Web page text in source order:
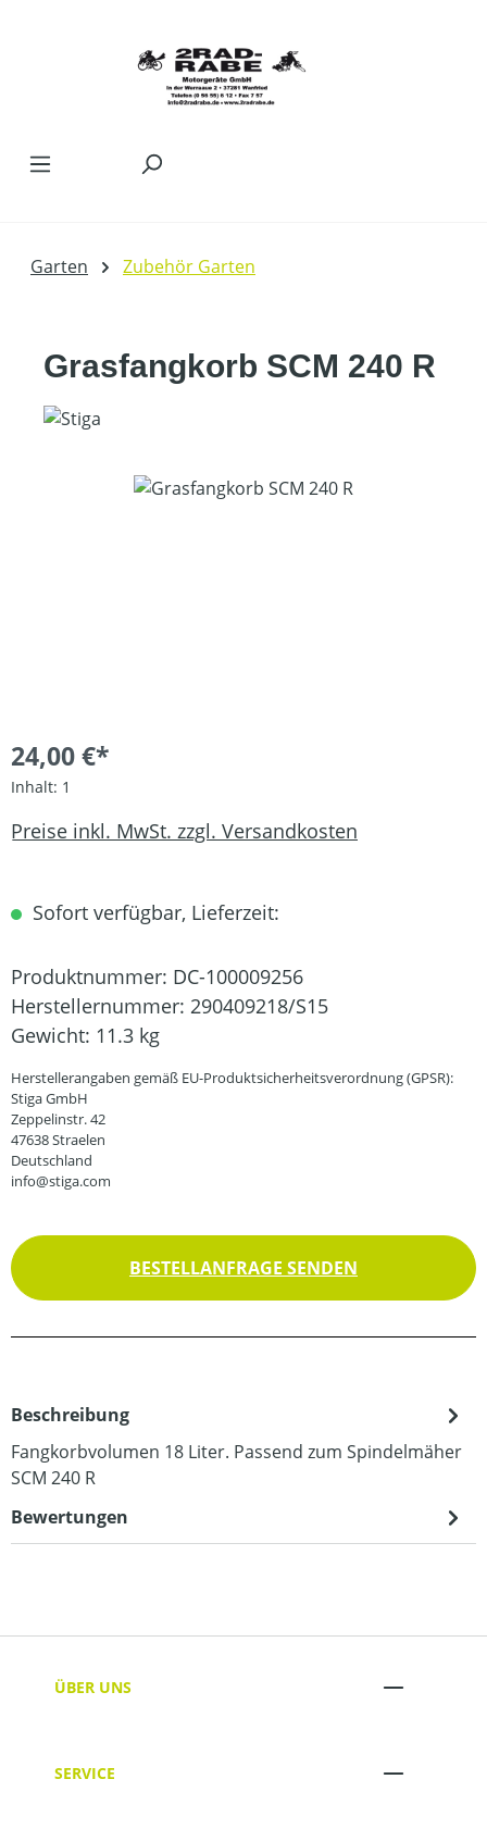
Garten Zubehör Garten
Grasfangkorb SCM 240 R
Bildergalerie überspringen
24,00 €*
Inhalt: 1
Preise inkl. MwSt. zzgl. Versandkosten
Sofort verfügbar, Lieferzeit:
Produktnummer: DC-100009256
Herstellernummer: 290409218/S15
Gewicht: 11.3 kg
Herstellerangaben gemäß EU-Produktsicherheitsverordnung (GPSR):
Stiga GmbH
Zeppelinstr. 42
47638 Straelen
Deutschland
info@stiga.com
BESTELLANFRAGE SENDEN
Beschreibung
Fangkorbvolumen 18 Liter. Passend zum Spindelmäher
SCM 240 R
Bewertungen
ÜBER UNS
SERVICE